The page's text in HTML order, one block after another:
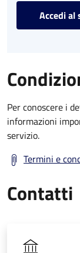
Accedi al
Per conoscere i
informazioni
servizio.
Termini e
Contatti